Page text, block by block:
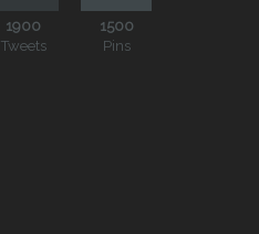
1900
Tweets
1500
Pins